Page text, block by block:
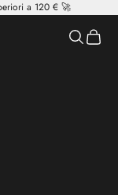
a 120 € 🚀
Mostra il